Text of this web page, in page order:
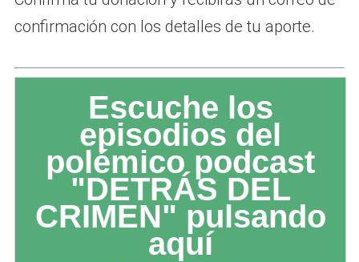
confirmación con los detalles de tu aporte.
Escuche los
episodios del
polémico podcast
"DETRÁS DEL
CRIMEN" pulsando
aquí